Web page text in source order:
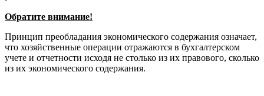
Обратите внимание!
Принцип преобладания экономического содержания означает,
что хозяйственные операции отражаются в бухгалтерском
учете и отчетности исходя не столько из их правового, сколько
из их экономического содержания.